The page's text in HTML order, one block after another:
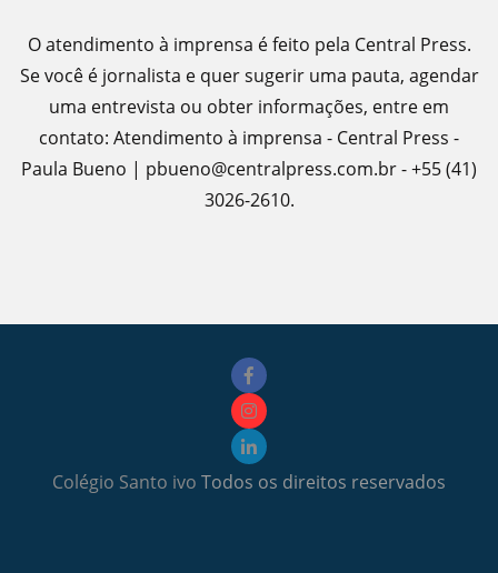
O atendimento à imprensa é feito pela Central Press.
Se você é jornalista e quer sugerir uma pauta, agendar
uma entrevista ou obter informações, entre em
contato: Atendimento à imprensa - Central Press -
Paula Bueno | pbueno@centralpress.com.br - +55 (41)
3026-2610.
Colégio Santo ivo Todos os direitos reservados